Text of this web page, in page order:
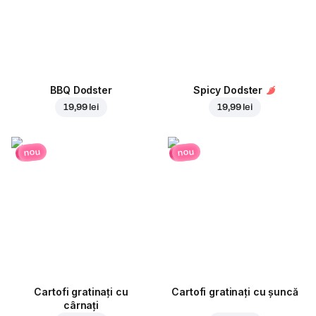
BBQ Dodster
19,99 lei
Spicy Dodster
19,99 lei
nou
Cartofi gratinați cu
cârnați
nou
Cartofi gratinați cu șuncă